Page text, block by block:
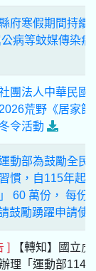
縣府寒假期間持續
病等蚊媒傳染病
社團法人中華民國
荒野《居家節
令活動
運動部為鼓勵全民
慣，自115年起
60 萬份， 每份
鼓勵踴躍申請使
]
【轉知】國立虎
理「運動部114